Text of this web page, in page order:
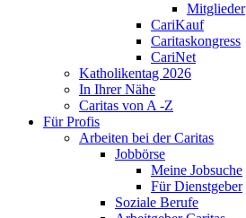
Mitglieder
CariKauf
Caritaskongress
CariNet
Katholikentag 2026
In Ihrer Nähe
Caritas von A -Z
Für Profis
Arbeiten bei der Caritas
Jobbörse
Meine Jobsuche
Für Dienstgeber
Soziale Berufe